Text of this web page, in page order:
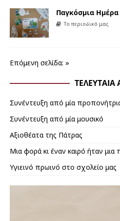
Παγκόσμια
Το περιοδικό μας
Επόμενη σελίδα: »
ΤΕΛΕΥΤΑΊΑ
Συνέντευξη από μία
Συνέντευξη από μία μουσικό
Αξιοθέατα της Πάτρας
Μια φορά κι έναν καιρό ήταν μια
Υγιεινό πρωινό στο σχολείο μας